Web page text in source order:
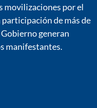
movilizaciones por el
de más de
generan
manifestantes.